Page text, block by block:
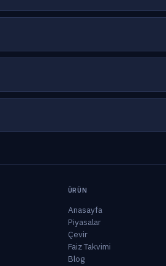
ÜRÜN
Anasayfa
Piyasalar
Çevir
Faiz Takvimi
Blog